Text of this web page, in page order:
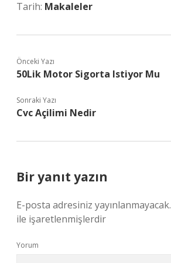
Tarih: Makaleler
Önceki Yazı
50Lik Motor Sigorta Istiyor Mu
Sonraki Yazı
Cvc Açilimi Nedir
Bir yanıt yazın
E-posta adresiniz yayınlanmayacak.
ile işaretlenmişlerdir
Yorum